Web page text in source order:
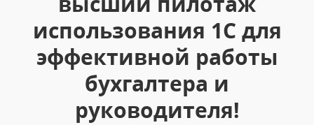
использования 1С для
эффективной работы
бухгалтера и
руководителя!